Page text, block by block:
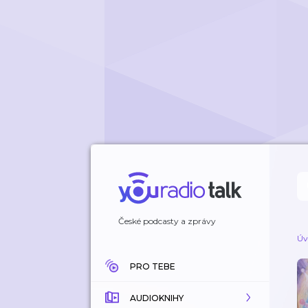
České podcasty a zprávy
PRO TEBE
AUDIOKNIHY